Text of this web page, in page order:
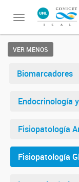
Toggle
VER MENOS
Biomarcadores
Endocrinología
Fisiopatología
Fisiopatología